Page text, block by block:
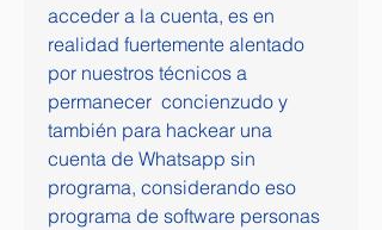
acceder a la cuenta, es en
realidad fuertemente alentado
por nuestros técnicos a
permanecer  concienzudo y
también para hackear una
cuenta de Whatsapp sin
programa, considerando eso
programa de software personas